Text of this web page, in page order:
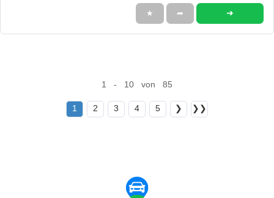
★ ➦ ➜
1 - 10 von 85
1 2 3 4 5 ❯ ❯❯